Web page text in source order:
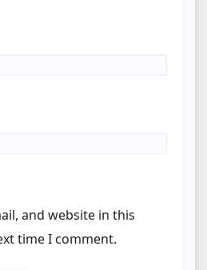
and website in this
time I comment.